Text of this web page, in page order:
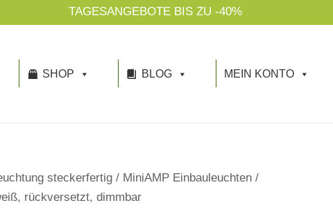
TAGESANGEBOTE BIS ZU -40%
SHOP BLOG MEIN KONTO
steckerfertig / MiniAMP Einbauleuchten /
rückversetzt, dimmbar